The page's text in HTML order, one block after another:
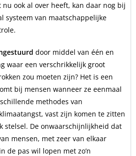
ook al over heeft, kan daar nog bij
systeem van maatschappelijke
door middel van één en
waar een verschrikkelijk groot
zou moeten zijn? Het is een
bij mensen wanneer ze eenmaal
methodes van
vast zijn komen te zitten
stelsel. De onwaarschijnlijkheid dat
mensen, met zeer van elkaar
de pas wil lopen met zo’n